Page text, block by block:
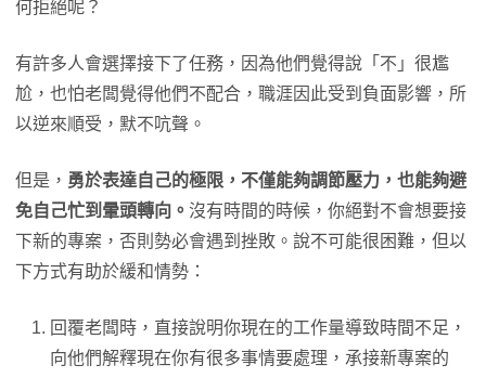
何拒絕呢？
有許多人會選擇接下了任務，因為他們覺得說「不」很尷
尬，也怕老闆覺得他們不配合，職涯因此受到負面影響，所
以逆來順受，默不吭聲。
但是， 勇於表達自己的極限，不僅能夠調節壓力，也能夠避
免自己忙到暈頭轉向。 沒有時間的時候，你絕對不會想要接
下新的專案，否則勢必會遇到挫敗。說不可能很困難，但以
下方式有助於緩和情勢：
回覆老闆時，直接說明你現在的工作量導致時間不足，
向他們解釋現在你有很多事情要處理，承接新專案的